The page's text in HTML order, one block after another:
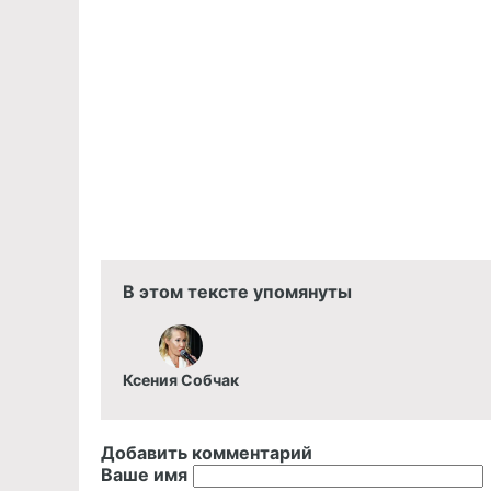
В этом тексте упомянуты
Ксения Собчак
Добавить комментарий
Ваше имя